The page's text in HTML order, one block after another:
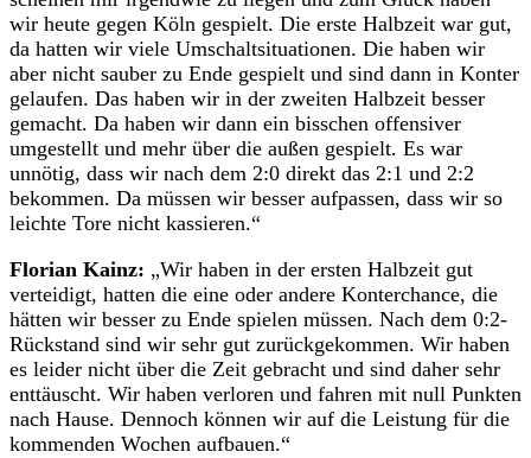
wir heute gegen Köln gespielt. Die erste Halbzeit war gut,
da hatten wir viele Umschaltsituationen. Die haben wir
aber nicht sauber zu Ende gespielt und sind dann in Konter
gelaufen. Das haben wir in der zweiten Halbzeit besser
gemacht. Da haben wir dann ein bisschen offensiver
umgestellt und mehr über die außen gespielt. Es war
unnötig, dass wir nach dem 2:0 direkt das 2:1 und 2:2
bekommen. Da müssen wir besser aufpassen, dass wir so
leichte Tore nicht kassieren.“
Florian Kainz: „Wir haben in der ersten Halbzeit gut
verteidigt, hatten die eine oder andere Konterchance, die
hätten wir besser zu Ende spielen müssen. Nach dem 0:2-
Rückstand sind wir sehr gut zurückgekommen. Wir haben
es leider nicht über die Zeit gebracht und sind daher sehr
enttäuscht. Wir haben verloren und fahren mit null Punkten
nach Hause. Dennoch können wir auf die Leistung für die
kommenden Wochen aufbauen.“